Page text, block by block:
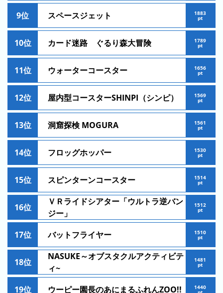
ン
グ
先
月
の
ラ
ン
キ
ン
グ
今
年
の
ラ
ン
グ
年
の
ラ
9位 スペースジェット 1883
pt
10位 カード迷路 ぐるり森大冒険 1789
pt
11位 ウォーターコースター 1656
pt
12位 屋内型コースターSHINPI（シンピ） 1569
pt
13位 洞窟探検 MOGURA 1561
pt
14位 フロッグホッパー 1530
pt
15位 スピンターンコースター 1514
pt
16位
ＶＲライドシアター「ウルトラ逆バン
ジー」
1512
pt
17位 バットフライヤー 1510
pt
18位
NASUKE～オブスタクルアクティビテ
ィ~
1481
pt
19位 ウーピー園長のあにまるふれんZOO!! 1440